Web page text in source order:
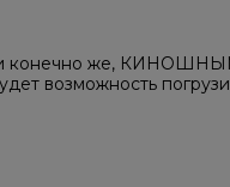
и конечно же,
возможность